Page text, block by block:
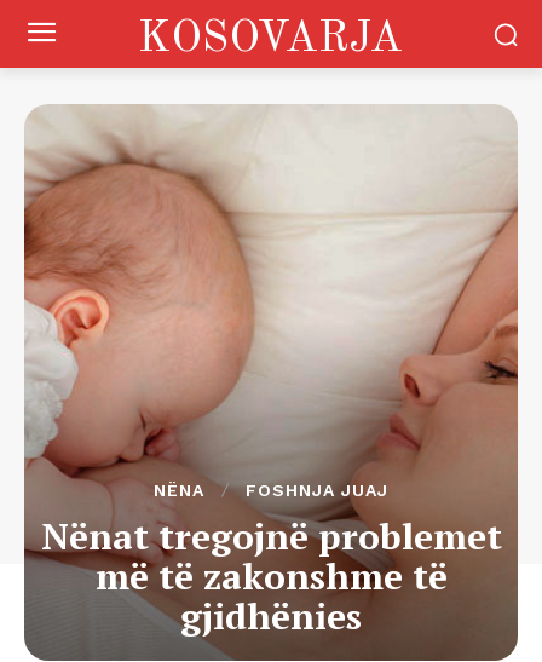
KOSOVARJA
NËNA FOSHNJA JUAJ
Nënat tregojnë problemet
më të zakonshme të
gjidhënies